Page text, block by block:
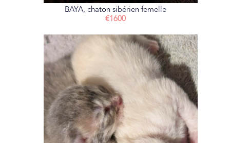
BAYA, chaton sibérien femelle
€1600